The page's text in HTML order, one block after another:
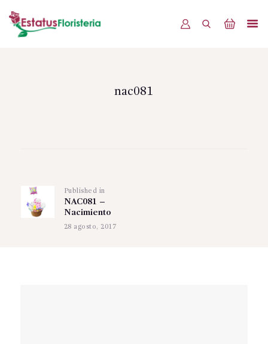
PRODUCTOSnac081
entradasPublished in
NAC081 –
Nacimiento
28 agosto, 2017